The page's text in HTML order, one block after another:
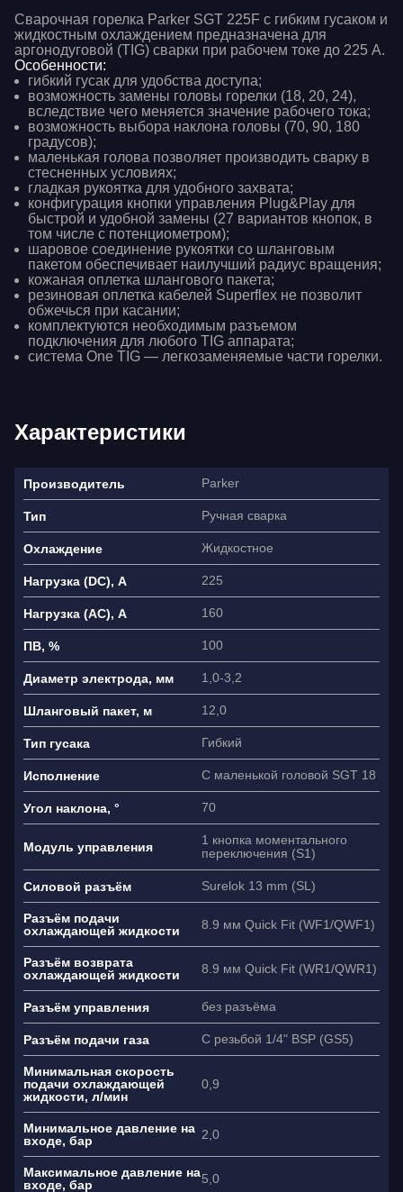
Сварочная горелка Parker SGT 225F с гибким гусаком и
жидкостным охлаждением предназначена для
аргонодуговой (TIG) сварки при рабочем токе до 225 А.
Особенности:
гибкий гусак для удобства доступа;
возможность замены головы горелки (18, 20, 24),
вследствие чего меняется значение рабочего тока;
возможность выбора наклона головы (70, 90, 180
градусов);
маленькая голова позволяет производить сварку в
стесненных условиях;
гладкая рукоятка для удобного захвата;
конфигурация кнопки управления Plug&Play для
быстрой и удобной замены (27 вариантов кнопок, в
том числе с потенциометром);
шаровое соединение рукоятки со шланговым
пакетом обеспечивает наилучший радиус вращения;
кожаная оплетка шлангового пакета;
резиновая оплетка кабелей Superflex не позволит
обжечься при касании;
комплектуются необходимым разъемом
подключения для любого TIG аппарата;
система One TIG — легкозаменяемые части горелки.
Характеристики
Производитель Parker
Тип Ручная сварка
Охлаждение Жидкостное
Нагрузка (DC), A 225
Нагрузка (AC), A 160
ПВ, % 100
Диаметр электрода, мм 1,0-3,2
Шланговый пакет, м 12,0
Тип гусака Гибкий
Исполнение С маленькой головой SGT 18
Угол наклона, ° 70
Модуль управления
1 кнопка моментального
переключения (S1)
Силовой разъём Surelok 13 mm (SL)
Разъём подачи
охлаждающей жидкости
8.9 мм Quick Fit (WF1/QWF1)
Разъём возврата
охлаждающей жидкости
8.9 мм Quick Fit (WR1/QWR1)
Разъём управления без разъёма
Разъём подачи газа С резьбой 1/4" BSP (GS5)
Минимальная скорость
подачи охлаждающей
жидкости, л/мин
0,9
Минимальное давление на
входе, бар
2,0
Максимальное давление на
входе, бар
5,0
Ваше имя
Как связаться?
+7
персональных данных